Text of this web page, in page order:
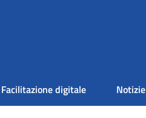
Facilitazione digitale Notizie